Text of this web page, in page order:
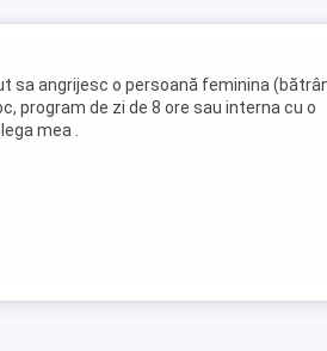
sa angrijesc o persoană feminina
program de zi de 8 ore sau interna cu o
mea .